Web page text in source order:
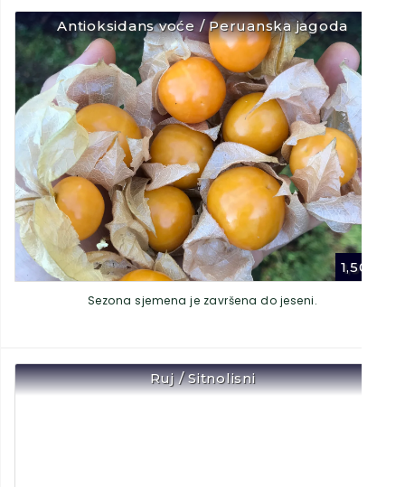
Antioksidans voće / Peruanska jagoda
1,50
Sezona sjemena je završena do jeseni.
Ruj / Sitnolisni